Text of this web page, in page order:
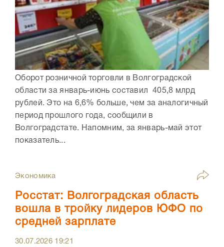
Оборот розничной торговли в Волгоградской
области за январь-июнь составил 405,8 млрд
рублей. Это на 6,6% больше, чем за аналогичный
период прошлого года, сообщили в
Волгоградстате. Напомним, за январь-май этот
показатель...
Экономика
Росстат: Волгоградская область
вошла в тройку лидеров ЮФО по
средней зарплате
30.07.2026 19:21